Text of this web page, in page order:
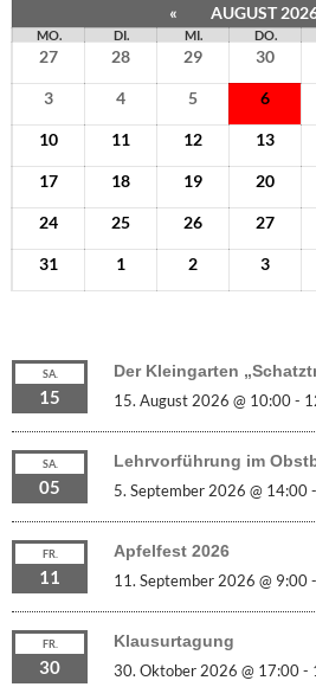
« AUGUST
MO. DI. MI. DO.
27 28 29 30
3 4 5 6
10 11 12 13
17 18 19 20
24 25 26 27
31 1 2 3
SA.
15
Der Kleingarten
15. August 2026 @ 10:00-
SA.
05
Lehrvorführung im
5. September 2026 @ 14:00-
FR.
11
Apfelfest 2026
11. September 2026 @ 9:00-
FR.
30
Klausurtagung
30. Oktober 2026 @ 17:00-